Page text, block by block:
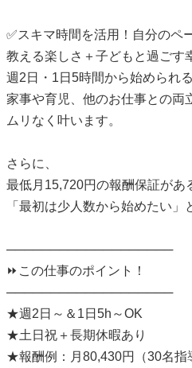
✅スキマ時間を活用！自分のペ
教える楽しさ＋子どもと過ごす
週2日・1日5時間から始められる
家事や育児、他のお仕事との両
ムリなく叶います。
さらに、
最低月15,720円の報酬保証があ
「最初は少人数から始めたい」
───────────────────
⏩この仕事のポイント！
───────────────────
★週2日～＆1日5h～OK
★土日祝＋長期休暇あり
★報酬例：月80,430円（30名指